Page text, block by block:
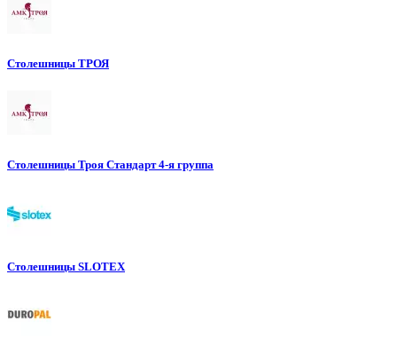
Столешницы ТРОЯ
Столешницы Троя Стандарт 4-я группа
Столешницы SLOTEX